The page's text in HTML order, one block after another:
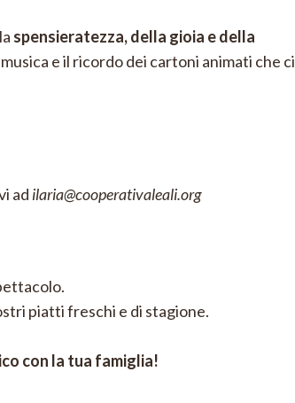
spensieratezza, della gioia e della
e il ricordo dei cartoni animati che ci
ad ilaria@cooperativaleali.org
piatti freschi e di stagione.
con la tua famiglia!